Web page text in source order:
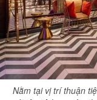
Theo dõi báo trên
Nằm tại vị trí thuận